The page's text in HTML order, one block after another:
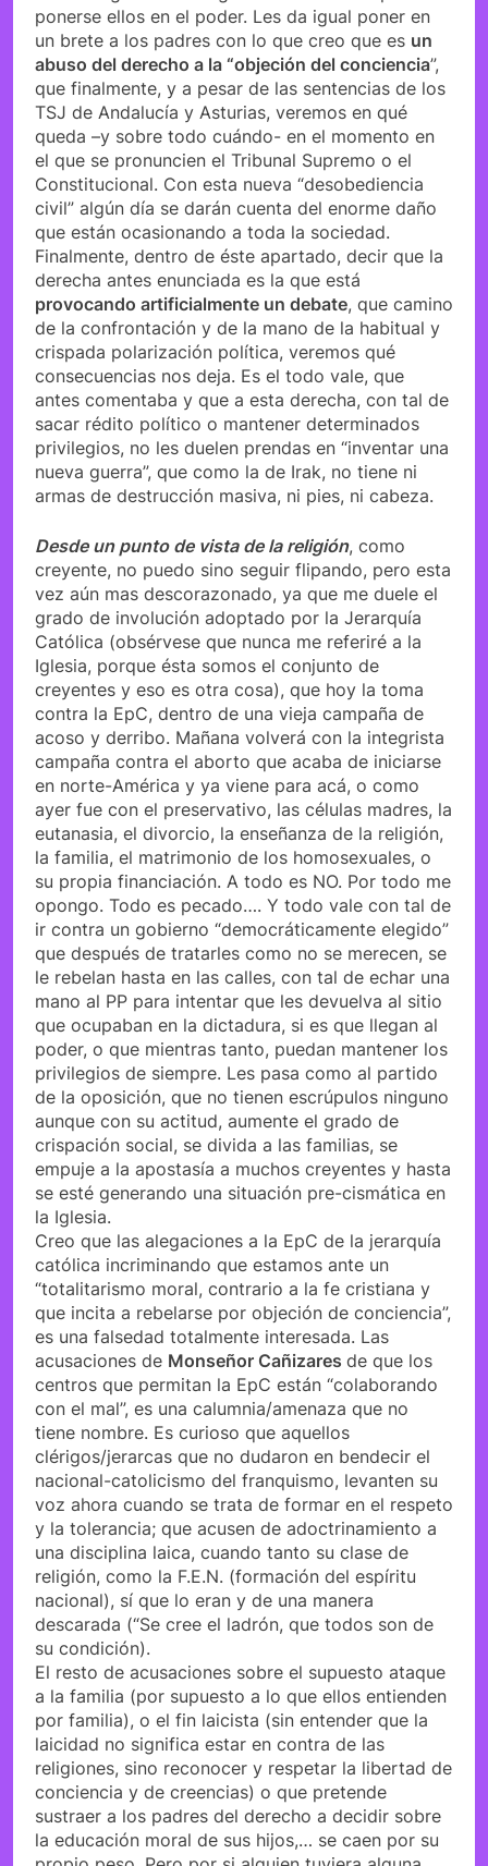
ponerse ellos en el poder. Les da igual poner en
un brete a los padres con lo que creo que es un
abuso del derecho a la “objeción del conciencia”,
que finalmente, y a pesar de las sentencias de los
TSJ de Andalucía y Asturias, veremos en qué
queda –y sobre todo cuándo- en el momento en
el que se pronuncien el Tribunal Supremo o el
Constitucional. Con esta nueva “desobediencia
civil” algún día se darán cuenta del enorme daño
que están ocasionando a toda la sociedad.
Finalmente, dentro de éste apartado, decir que la
derecha antes enunciada es la que está
provocando artificialmente un debate, que camino
de la confrontación y de la mano de la habitual y
crispada polarización política, veremos qué
consecuencias nos deja. Es el todo vale, que
antes comentaba y que a esta derecha, con tal de
sacar rédito político o mantener determinados
privilegios, no les duelen prendas en “inventar una
nueva guerra”, que como la de Irak, no tiene ni
armas de destrucción masiva, ni pies, ni cabeza.
Desde un punto de vista de la religión, como
creyente, no puedo sino seguir flipando, pero esta
vez aún mas descorazonado, ya que me duele el
grado de involución adoptado por la Jerarquía
Católica (obsérvese que nunca me referiré a la
Iglesia, porque ésta somos el conjunto de
creyentes y eso es otra cosa), que hoy la toma
contra la EpC, dentro de una vieja campaña de
acoso y derribo. Mañana volverá con la integrista
campaña contra el aborto que acaba de iniciarse
en norte-América y ya viene para acá, o como
ayer fue con el preservativo, las células madres, la
eutanasia, el divorcio, la enseñanza de la religión,
la familia, el matrimonio de los homosexuales, o
su propia financiación. A todo es NO. Por todo me
opongo. Todo es pecado…. Y todo vale con tal de
ir contra un gobierno “democráticamente elegido”
que después de tratarles como no se merecen, se
le rebelan hasta en las calles, con tal de echar una
mano al PP para intentar que les devuelva al sitio
que ocupaban en la dictadura, si es que llegan al
poder, o que mientras tanto, puedan mantener los
privilegios de siempre. Les pasa como al partido
de la oposición, que no tienen escrúpulos ninguno
aunque con su actitud, aumente el grado de
crispación social, se divida a las familias, se
empuje a la apostasía a muchos creyentes y hasta
se esté generando una situación pre-cismática en
la Iglesia.
Creo que las alegaciones a la EpC de la jerarquía
católica incriminando que estamos ante un
“totalitarismo moral, contrario a la fe cristiana y
que incita a rebelarse por objeción de conciencia”,
es una falsedad totalmente interesada. Las
acusaciones de Monseñor Cañizares de que los
centros que permitan la EpC están “colaborando
con el mal”, es una calumnia/amenaza que no
tiene nombre. Es curioso que aquellos
clérigos/jerarcas que no dudaron en bendecir el
nacional-catolicismo del franquismo, levanten su
voz ahora cuando se trata de formar en el respeto
y la tolerancia; que acusen de adoctrinamiento a
una disciplina laica, cuando tanto su clase de
religión, como la F.E.N. (formación del espíritu
nacional), sí que lo eran y de una manera
descarada (“Se cree el ladrón, que todos son de
su condición).
El resto de acusaciones sobre el supuesto ataque
a la familia (por supuesto a lo que ellos entienden
por familia), o el fin laicista (sin entender que la
laicidad no significa estar en contra de las
religiones, sino reconocer y respetar la libertad de
conciencia y de creencias) o que pretende
sustraer a los padres del derecho a decidir sobre
la educación moral de sus hijos,… se caen por su